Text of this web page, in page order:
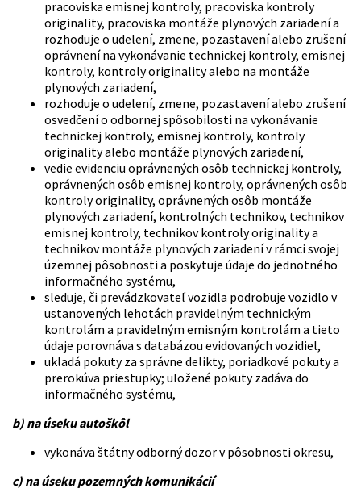
pracoviska emisnej kontroly, pracoviska kontroly
originality, pracoviska montáže plynových zariadení a
rozhoduje o udelení, zmene, pozastavení alebo zrušení
oprávnení na vykonávanie technickej kontroly, emisnej
kontroly, kontroly originality alebo na montáže
plynových zariadení,
rozhoduje o udelení, zmene, pozastavení alebo zrušení
osvedčení o odbornej spôsobilosti na vykonávanie
technickej kontroly, emisnej kontroly, kontroly
originality alebo montáže plynových zariadení,
vedie evidenciu oprávnených osôb technickej kontroly,
oprávnených osôb emisnej kontroly, oprávnených osôb
kontroly originality, oprávnených osôb montáže
plynových zariadení, kontrolných technikov, technikov
emisnej kontroly, technikov kontroly originality a
technikov montáže plynových zariadení v rámci svojej
územnej pôsobnosti a poskytuje údaje do jednotného
informačného systému,
sleduje, či prevádzkovateľ vozidla podrobuje vozidlo v
ustanovených lehotách pravidelným technickým
kontrolám a pravidelným emisným kontrolám a tieto
údaje porovnáva s databázou evidovaných vozidiel,
ukladá pokuty za správne delikty, poriadkové pokuty a
prerokúva priestupky; uložené pokuty zadáva do
informačného systému,
b) na úseku autoškôl
vykonáva štátny odborný dozor v pôsobnosti okresu,
c) na úseku pozemných komunikácií